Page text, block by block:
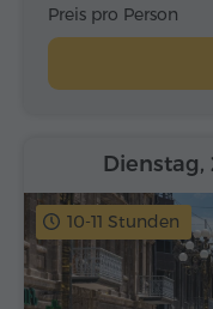
Preis pro Person
10-11 Stunden
Dienstag,